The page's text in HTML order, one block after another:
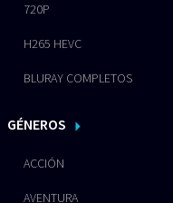
720P
H265 HEVC
BLURAY COMPLETOS
GÉNEROS
ACCIÓN
AVENTURA